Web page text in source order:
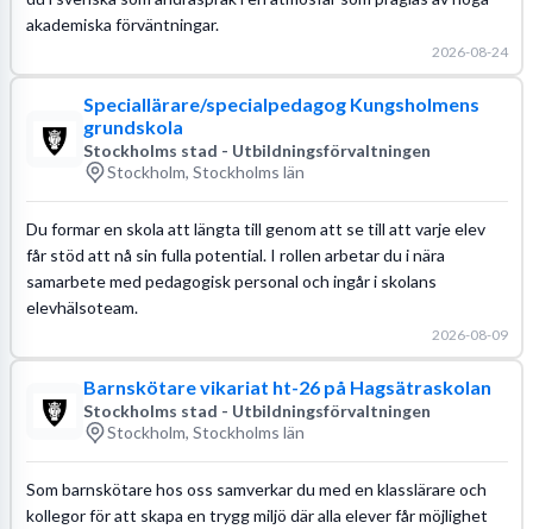
akademiska förväntningar.
2026-08-24
Speciallärare/specialpedagog Kungsholmens
grundskola
Stockholms stad - Utbildningsförvaltningen
Stockholm, Stockholms län
Du formar en skola att längta till genom att se till att varje elev
får stöd att nå sin fulla potential. I rollen arbetar du i nära
samarbete med pedagogisk personal och ingår i skolans
elevhälsoteam.
2026-08-09
Barnskötare vikariat ht-26 på Hagsätraskolan
Stockholms stad - Utbildningsförvaltningen
Stockholm, Stockholms län
Som barnskötare hos oss samverkar du med en klasslärare och
kollegor för att skapa en trygg miljö där alla elever får möjlighet